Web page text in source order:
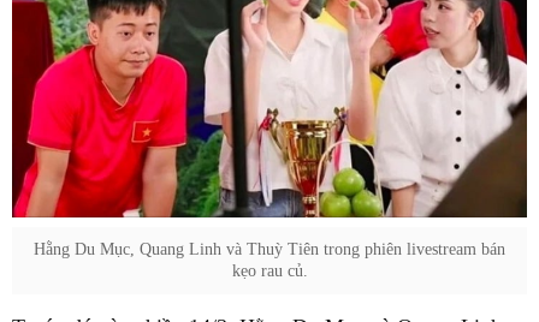
Hằng Du Mục, Quang Linh và Thuỳ Tiên trong phiên livestream bán
kẹo rau củ.